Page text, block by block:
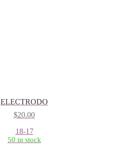
ELECTRODO
$20.00
18-17
50 in stock